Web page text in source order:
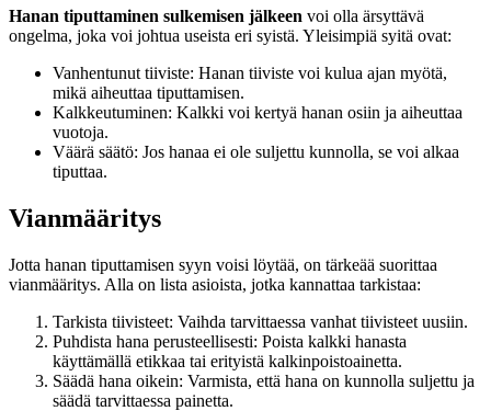
Hanan tiputtaminen sulkemisen jälkeen voi olla ärsyttävä
ongelma, joka voi johtua useista eri syistä. Yleisimpiä syitä ovat:
Vanhentunut tiiviste: Hanan tiiviste voi kulua ajan myötä,
mikä aiheuttaa tiputtamisen.
Kalkkeutuminen: Kalkki voi kertyä hanan osiin ja aiheuttaa
vuotoja.
Väärä säätö: Jos hanaa ei ole suljettu kunnolla, se voi alkaa
tiputtaa.
Vianmääritys
Jotta hanan tiputtamisen syyn voisi löytää, on tärkeää suorittaa
vianmääritys. Alla on lista asioista, jotka kannattaa tarkistaa:
Tarkista tiivisteet: Vaihda tarvittaessa vanhat tiivisteet uusiin.
Puhdista hana perusteellisesti: Poista kalkki hanasta
käyttämällä etikkaa tai erityistä kalkinpoistoainetta.
Säädä hana oikein: Varmista, että hana on kunnolla suljettu ja
säädä tarvittaessa painetta.